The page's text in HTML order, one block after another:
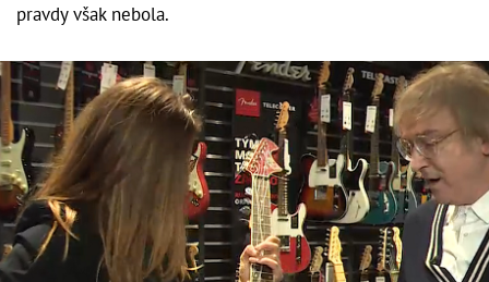
pravdy však nebola.